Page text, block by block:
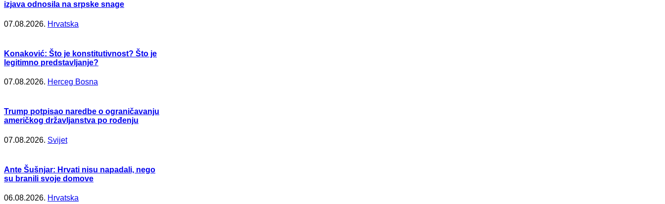
izjava odnosila na srpske snage
07.08.2026. Hrvatska
Konaković: Što je konstitutivnost? Što je
legitimno predstavljanje?
07.08.2026. Herceg Bosna
Trump potpisao naredbe o ograničavanju
američkog državljanstva po rođenju
07.08.2026. Svijet
Ante Šušnjar: Hrvati nisu napadali, nego
su branili svoje domove
06.08.2026. Hrvatska